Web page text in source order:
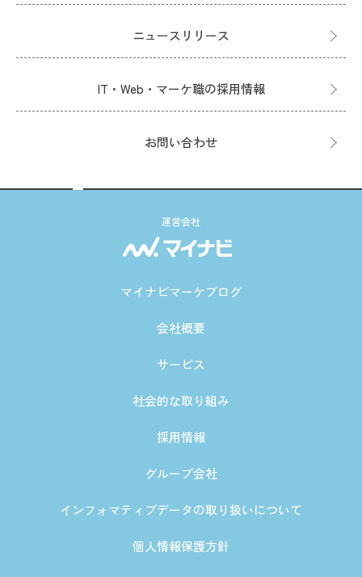
ニュースリリース
IT・Web・マーケ職の採用情報
お問い合わせ
運営会社
マイナビマーケブログ
会社概要
サービス
社会的な取り組み
採用情報
グループ会社
インフォマティブデータの取り扱いについて
個人情報保護方針